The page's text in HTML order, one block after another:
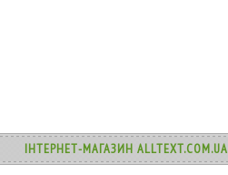
ІНТЕРНЕТ-МАГАЗИН ALLTEXT.COM.UA